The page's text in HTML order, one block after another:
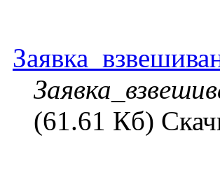
(61.61 Кб)